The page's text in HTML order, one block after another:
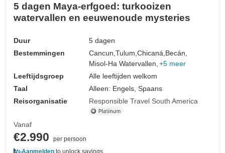
5 dagen Maya-erfgoed: turkooizen
watervallen en eeuwenoude mysteries
Duur
5 dagen
Bestemmingen
Cancun,Tulum,Chicaná, Becán,
Misol-Ha Watervallen, +5 meer
Leeftijdsgroep
Alle leeftijden welkom
Taal
Alleen: Engels, Spaans
Reisorganisatie
Responsible Travel South America
Vanaf
€2.990
per persoon
Aanmelden to unlock savings